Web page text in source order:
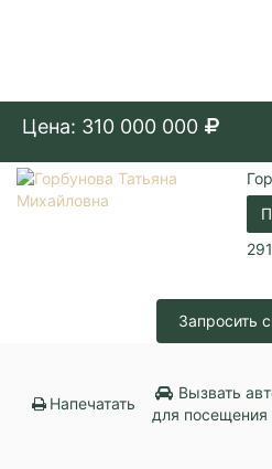
Цена: 310 000 000
Запросить
Напечатать
Вызвать
для посещения